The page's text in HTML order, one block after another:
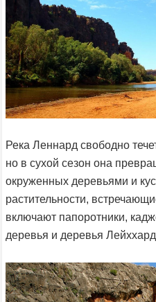
Река Леннард свободно
но в сухой сезон она
окруженных деревьями и
растительности,
включают папоротники,
деревья и деревья